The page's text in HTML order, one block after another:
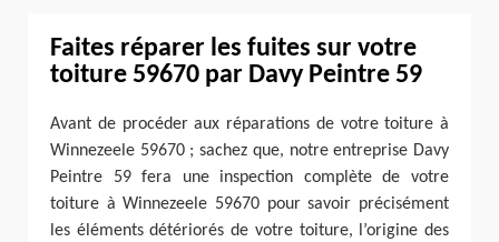
Faites réparer les fuites sur votre
toiture 59670 par Davy Peintre 59
Avant de procéder aux réparations de votre toiture à
Winnezeele 59670 ; sachez que, notre entreprise Davy
Peintre 59 fera une inspection complète de votre
toiture à Winnezeele 59670 pour savoir précisément
les éléments détériorés de votre toiture, l’origine des